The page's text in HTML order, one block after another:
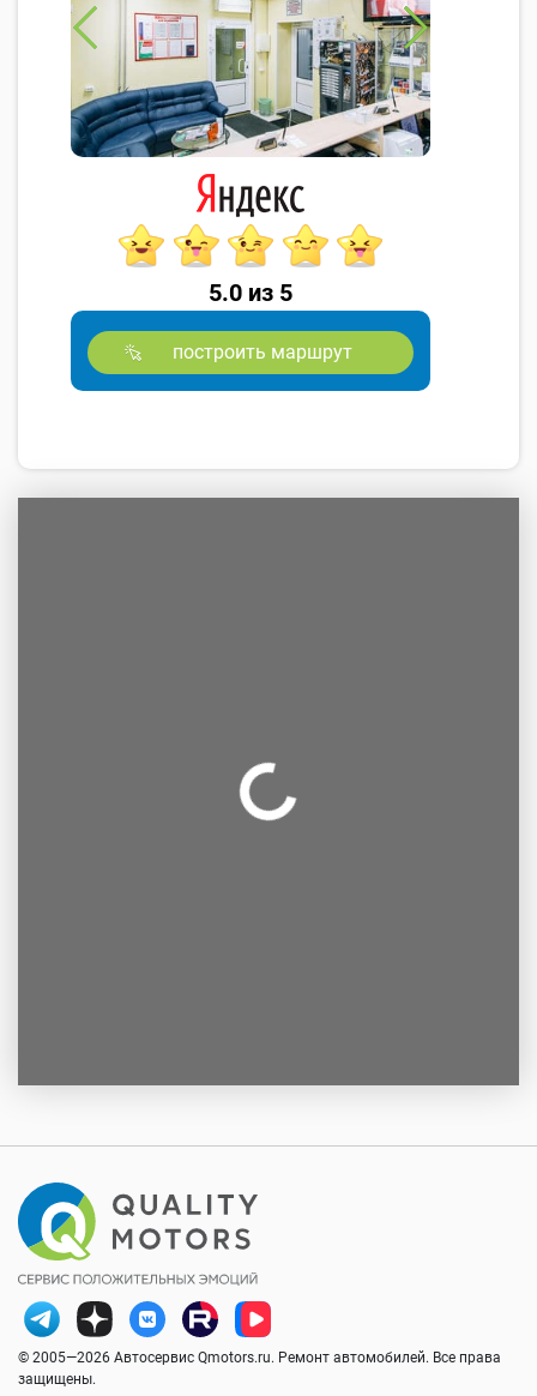
5.0 из 5
построить маршрут
© 2005—2026 Автосервис Qmotors.ru. Ремонт автомобилей. Все права
защищены.